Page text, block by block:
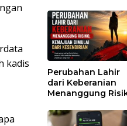
kadis
Perubahan Lahir
dari Keberanian
Menanggung
dari Kesendirian